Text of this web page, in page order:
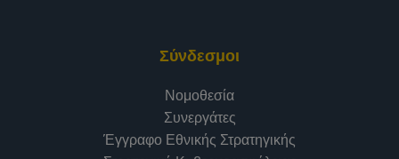
Σύνδεσμοι
Νομοθεσία
Συνεργάτες
Έγγραφο Εθνικής Στρατηγικής